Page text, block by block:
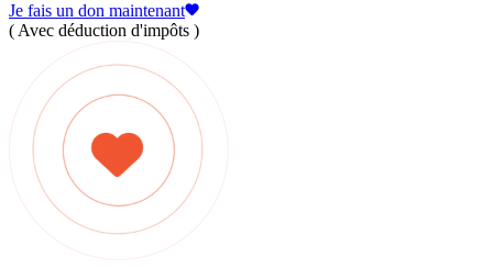
Je fais un don maintenant
( Avec déduction d'impôts )